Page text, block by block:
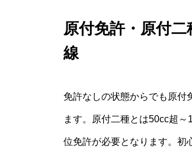
原付免許・原付
線
免許なしの状態からでも原付
ます。原付二種とは50cc超
位免許が必要となります。初